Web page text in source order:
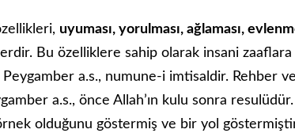
uyuması, yorulması, ağlaması,
Bu özelliklere sahip olarak insani
Peygamber a.s., numune-i imtisaldir. Rehber
a.s., önce Allah’ın kulu sonra resulüdür.
olduğunu göstermiş ve bir yol